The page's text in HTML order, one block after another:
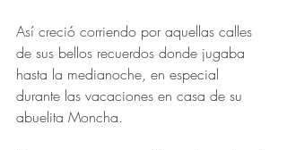
Así creció corriendo por aquellas calles
de sus bellos recuerdos donde jugaba
hasta la medianoche, en especial
durante las vacaciones en casa de su
abuelita Moncha.